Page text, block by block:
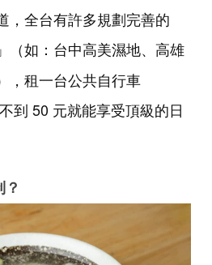
，全台有許多規劃完善的
」（如：台中高美濕地、高雄
，租一台公共自行車
到 50 元就能享受頂級的日